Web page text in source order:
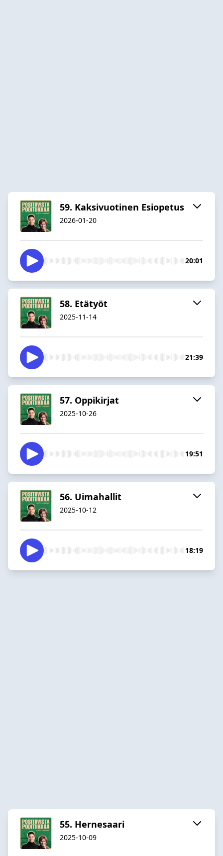
59. Kaksivuotinen Esiopetus
2026-01-20
20:01
58. Etätyöt
2025-11-14
21:39
57. Oppikirjat
2025-10-26
19:51
56. Uimahallit
2025-10-12
18:19
55. Hernesaari
2025-10-09